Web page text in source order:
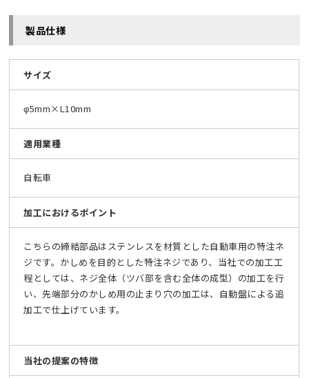
製品仕様
サイズ
φ5mm×L10mm
適用業種
自転車
加工におけるポイント
こちらの締結部品はステンレスを材質とした自動車用の特注ネ
ジです。かしめを目的とした特注ネジであり、当社での加工工
程としては、ネジ全体（ツバ部を含む全体の成型）の加工を行
い、先端部分のかしめ用の止まり穴の加工は、自動盤による追
加工で仕上げています。
当社の提案の特徴